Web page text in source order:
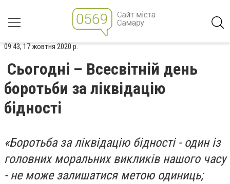
09:43, 17 жовтня 2020 р.
Сьогодні – Всесвітній день
боротьби за ліквідацію
бідності
«Боротьба за ліквідацію бідності - один із
головних моральних викликів нашого часу
- не може залишатися метою одиниць;